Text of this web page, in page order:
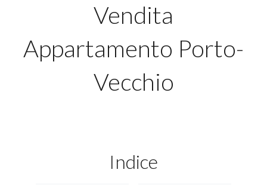
Vendita
Appartamento Porto-
Vecchio
Indice